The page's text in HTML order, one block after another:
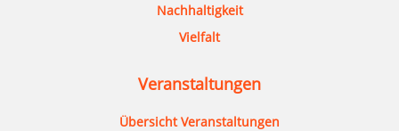
Nachhaltigkeit
Vielfalt
Veranstaltungen
Übersicht Veranstaltungen